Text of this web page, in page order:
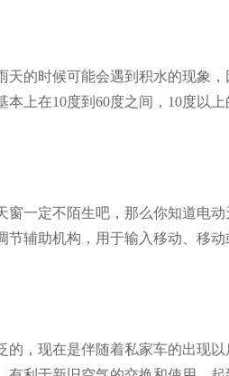
的时候可能会遇到积水的现象
上在10度到60度之间，10度以上
一定不陌生吧，那么你知道电
辅助机构，用于输入移动、移动
，现在是伴随着私家车的出现